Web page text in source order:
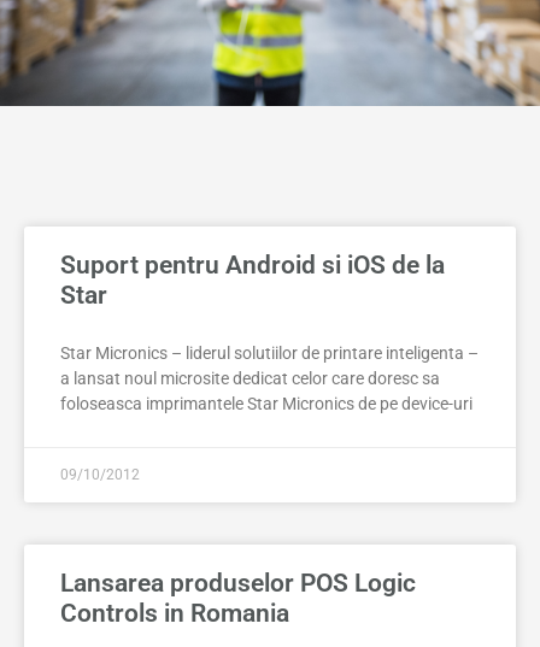
Suport pentru Android si iOS de la
Star
Star Micronics – liderul solutiilor de printare inteligenta –
a lansat noul microsite dedicat celor care doresc sa
foloseasca imprimantele Star Micronics de pe device-uri
09/10/2012
Lansarea produselor POS Logic
Controls in Romania